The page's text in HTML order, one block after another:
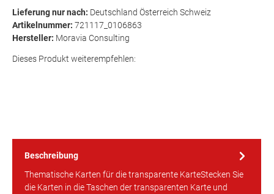
Lieferung nur nach: Deutschland Österreich Schweiz
Artikelnummer: 721117_0106863
Hersteller: Moravia Consulting
Dieses Produkt weiterempfehlen:
Beschreibung
Thematische Karten für die transparente KarteStecken Sie
die Karten in die Taschen der transparenten Karte und